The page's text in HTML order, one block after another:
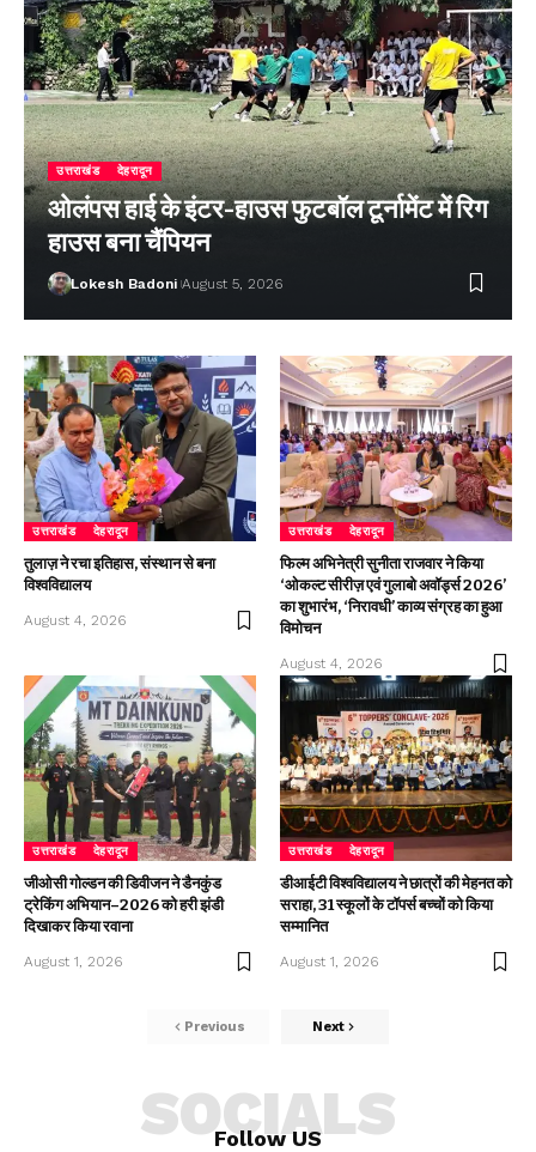
उत्तराखंड देहरादून
ओलंपस हाई के इंटर-हाउस फुटबॉल टूर्नामेंट में रिग
हाउस बना चैंपियन
Lokesh Badoni August 5, 2026
उत्तराखंड देहरादून
तुलाज़ ने रचा इतिहास, संस्थान से बना
विश्वविद्यालय
August 4, 2026
उत्तराखंड देहरादून
फिल्म अभिनेत्री सुनीता राजवार ने किया
‘ओकल्ट सीरीज़ एवं गुलाबो अवॉर्ड्स 2026’
का शुभारंभ, ‘निरावधी’ काव्य संग्रह का हुआ
विमोचन
August 4, 2026
उत्तराखंड देहरादून
जीओसी गोल्डन की डिवीजन ने डैनकुंड
ट्रेकिंग अभियान–2026 को हरी झंडी
दिखाकर किया रवाना
August 1, 2026
उत्तराखंड देहरादून
डीआईटी विश्वविद्यालय ने छात्रों की मेहनत को
सराहा, 31 स्कूलों के टॉपर्स बच्चों को किया
सम्मानित
August 1, 2026
Previous Next
Follow US
SOCIALS